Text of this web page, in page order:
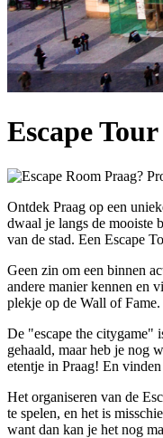
Escape
Ontdek Praag op een
dwaal je langs de mooiste
van de stad. Een Escape
Geen zin om een binnen
andere manier kennen en
plekje op de Wall of
De "escape the citygame"
gehaald, maar heb je nog
etentje in Praag! En
Het organiseren van de
te spelen, en het is
want dan kan je het nog